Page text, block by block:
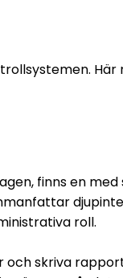
Här
finns en med
roll.
och skriva